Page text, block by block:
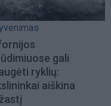
gali
ryklių:
aiškina